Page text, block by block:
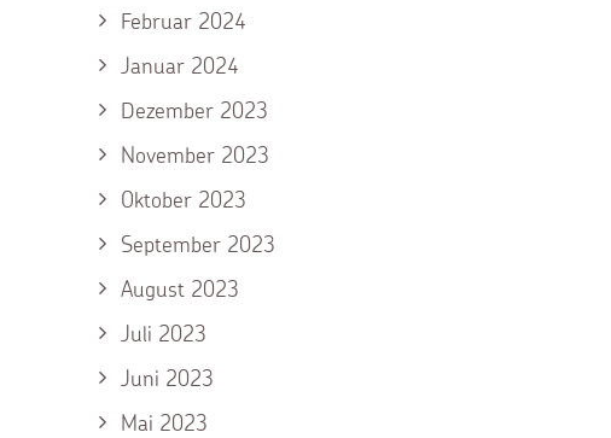
Februar 2024
Januar 2024
Dezember 2023
November 2023
Oktober 2023
September 2023
August 2023
Juli 2023
Juni 2023
Mai 2023